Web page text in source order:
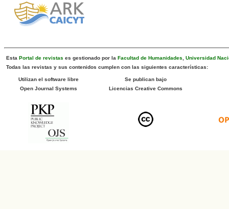
Esta Portal de revistas es gestionado por la Facultad de Humanidades
Universidad
Todas las revistas y sus contenidos cumplen con las siguientes características:
Utilizan el software libre
Open Journal Systems
Se publican bajo
Licencias Creative Commons